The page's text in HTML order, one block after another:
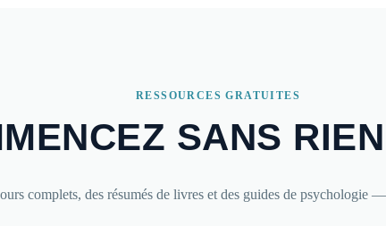
RESSOURCES GRATUITES
SANS
complets, des résumés de livres et des guides de psychologie